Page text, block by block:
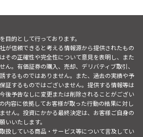
的として行っております。
が信頼できると考える情報源から提供されたもの
その正確性や完全性について意見を表明し、また
ん。有価証券の購入、売却、デリバティブ取引、
するものではありません。また、過去の実績や予
証するものではございません。提供する情報等は
後予告なしに変更または削除されることがござい
内容に依拠してお客様が取った行動の結果に対し
せん。投資にかかる最終決定は、お客様ご自身の
いいたします。
扱している商品・サービス等について言及してい